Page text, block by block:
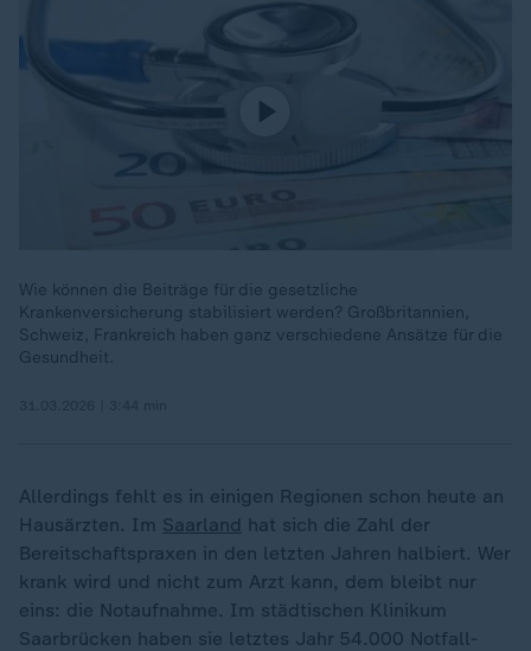
Wie können die Beiträge für die gesetzliche
Krankenversicherung stabilisiert werden? Großbritannien,
Schweiz, Frankreich haben ganz verschiedene Ansätze für die
Gesundheit.
Allerdings fehlt es in einigen Regionen schon heute an
Hausärzten. Im Saarland hat sich die Zahl der
Bereitschaftspraxen in den letzten Jahren halbiert. Wer
krank wird und nicht zum Arzt kann, dem bleibt nur
eins: die Notaufnahme. Im städtischen Klinikum
Saarbrücken haben sie letztes Jahr 54.000 Notfall-